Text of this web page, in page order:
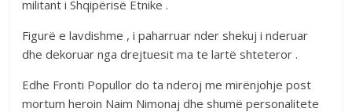
militant i Shqipërisë Etnike .
Figurë e lavdishme , i paharruar nder shekuj i nderuar
dhe dekoruar nga drejtuesit ma te lartë shteteror .
Edhe Fronti Popullor do ta nderoj me mirënjohje post
mortum heroin Naim Nimonaj dhe shumë personalitete